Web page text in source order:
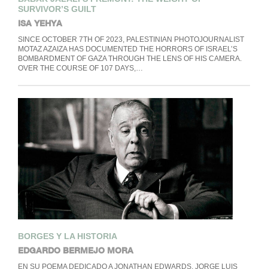
SURVIVOR’S GUILT
ISA YEHYA
SINCE OCTOBER 7TH OF 2023, PALESTINIAN PHOTOJOURNALIST
MOTAZ AZAIZA HAS DOCUMENTED THE HORRORS OF ISRAEL’S
BOMBARDMENT OF GAZA THROUGH THE LENS OF HIS CAMERA.
OVER THE COURSE OF 107 DAYS,…
BORGES Y LA HISTORIA
EDGARDO BERMEJO MORA
EN SU POEMA DEDICADO A JONATHAN EDWARDS, JORGE LUIS